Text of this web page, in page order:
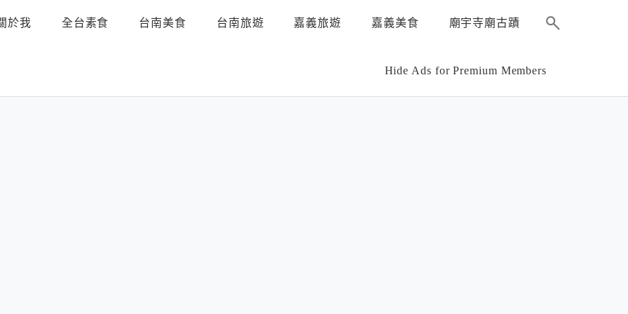
於我 全台素食 台南美食 台南旅遊 嘉義旅遊 嘉義美食 廟宇寺廟古蹟
Hide Ads for Premium Members